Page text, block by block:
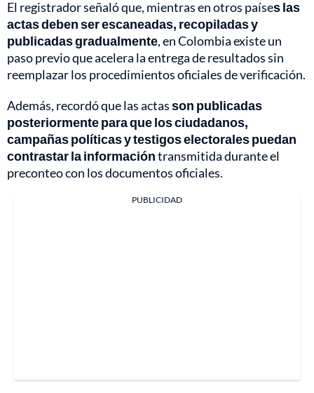
El registrador señaló que, mientras en otros países las
actas deben ser escaneadas, recopiladas y
publicadas gradualmente, en Colombia existe un
paso previo que acelera la entrega de resultados sin
reemplazar los procedimientos oficiales de verificación.
Además, recordó que las actasson publicadas
posteriormente para que los ciudadanos,
campañas políticas y testigos electorales puedan
contrastar la informacióntransmitida durante el
preconteo con los documentos oficiales.
PUBLICIDAD